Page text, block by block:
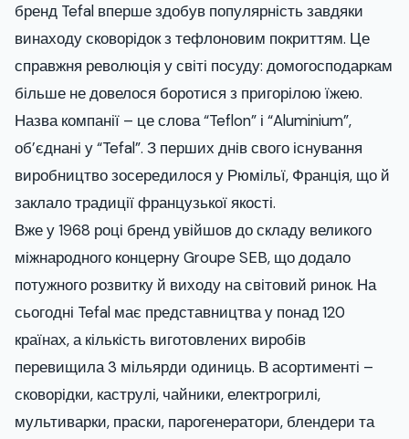
бренд Tefal вперше здобув популярність завдяки
винаходу сковорідок з тефлоновим покриттям. Це
справжня революція у світі посуду: домогосподаркам
більше не довелося боротися з пригорілою їжею.
Назва компанії – це слова “Teflon” і “Aluminium”,
об’єднані у “Tefal”. З перших днів свого існування
виробництво зосередилося у Рюмільї, Франція, що й
заклало традиції французької якості.
Вже у 1968 році бренд увійшов до складу великого
міжнародного концерну Groupe SEB, що додало
потужного розвитку й виходу на світовий ринок. На
сьогодні Tefal має представництва у понад 120
країнах, а кількість виготовлених виробів
перевищила 3 мільярди одиниць. В асортименті –
сковорідки, каструлі, чайники, електрогрилі,
мультиварки, праски, парогенератори, блендери та